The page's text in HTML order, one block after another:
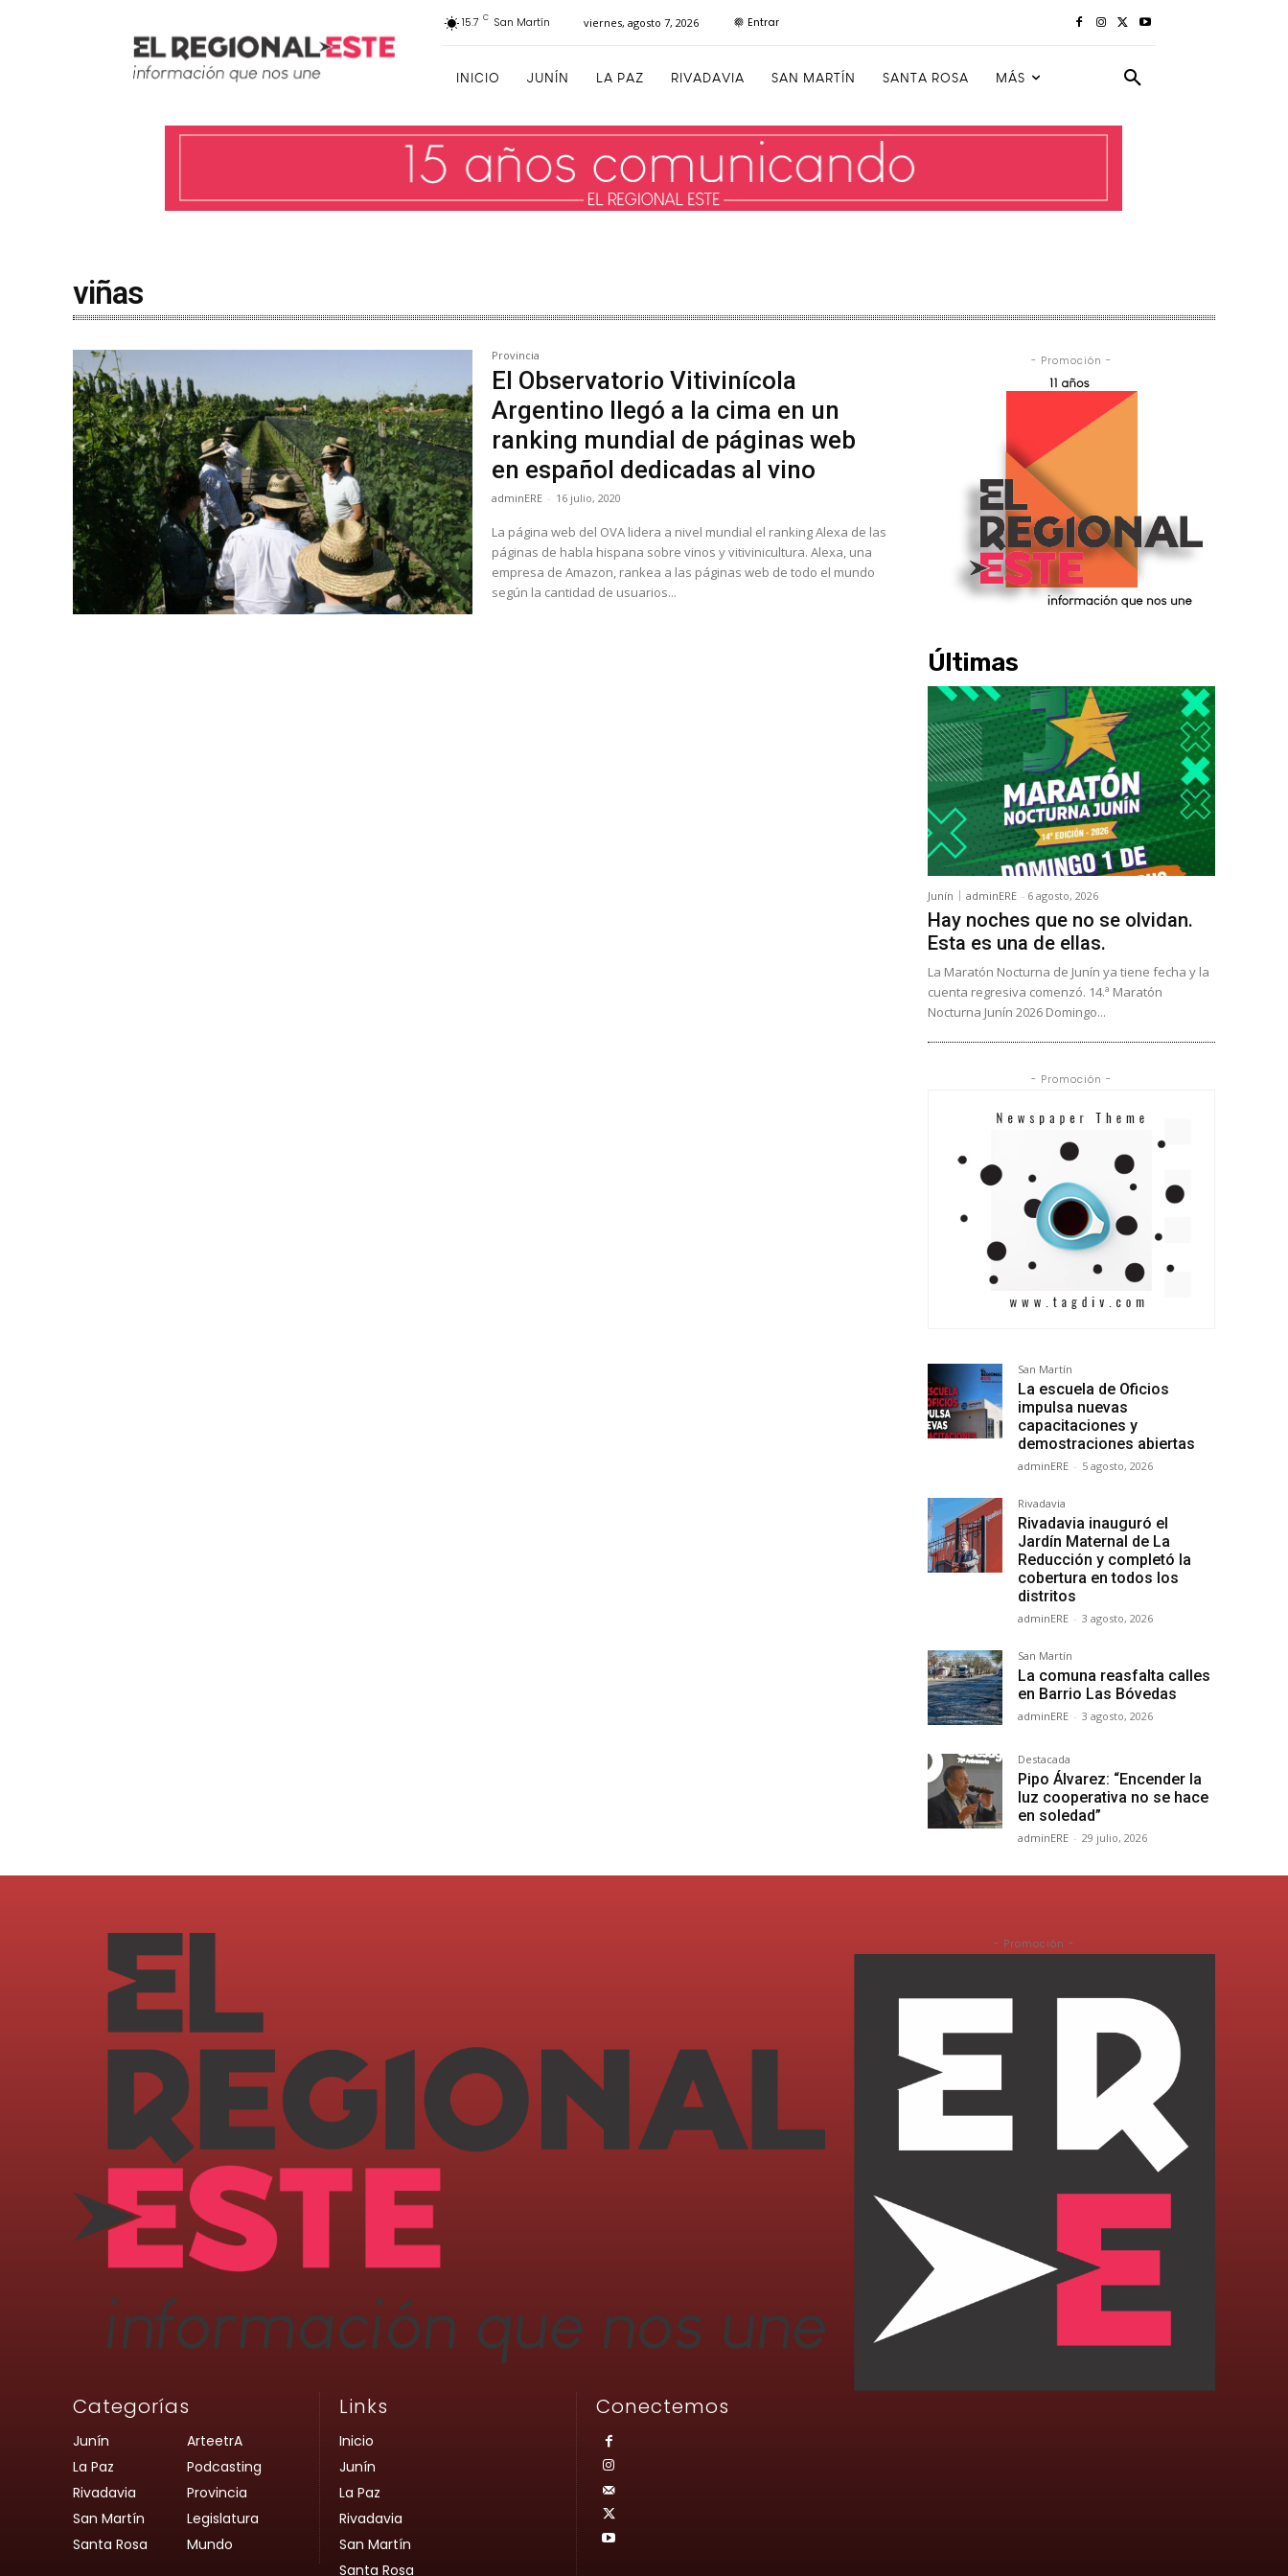
15.7 C San Martín viernes, agosto 7, 2026 Entrar
INICIO JUNÍN LA PAZ RIVADAVIA SAN MARTÍN SANTA ROSA MÁS
viñas
Provincia
El Observatorio Vitivinícola
Argentino llegó a la cima en un
ranking mundial de páginas web
en español dedicadas al vino
adminERE - 16 julio, 2020
La página web del OVA lidera a nivel mundial el ranking Alexa de las
páginas de habla hispana sobre vinos y vitivinicultura. Alexa, una
empresa de Amazon, rankea a las páginas web de todo el mundo
según la cantidad de usuarios...
- Promoción -
Últimas
Junín adminERE - 6 agosto, 2026
Hay noches que no se olvidan.
Esta es una de ellas.
La Maratón Nocturna de Junín ya tiene fecha y la
cuenta regresiva comenzó. 14.ª Maratón
Nocturna Junín 2026 Domingo...
- Promoción -
San Martín
La escuela de Oficios
impulsa nuevas
capacitaciones y
demostraciones abiertas
adminERE - 5 agosto, 2026
Rivadavia
Rivadavia inauguró el
Jardín Maternal de La
Reducción y completó la
cobertura en todos los
distritos
adminERE - 3 agosto, 2026
San Martín
La comuna reasfalta calles
en Barrio Las Bóvedas
adminERE - 3 agosto, 2026
Destacada
Pipo Álvarez: “Encender la
luz cooperativa no se hace
en soledad”
adminERE - 29 julio, 2026
Categorías
Junín
La Paz
Rivadavia
San Martín
Santa Rosa
ArteetrA
Podcasting
Provincia
Legislatura
Mundo
Links
Inicio
Junín
La Paz
Rivadavia
San Martín
Santa Rosa
Conectemos
- Promoción -